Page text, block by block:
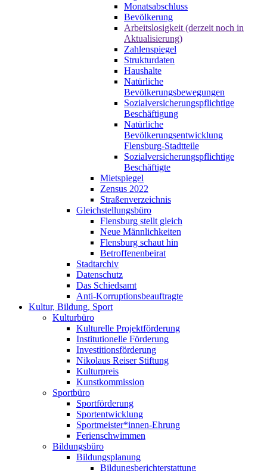
Monatsabschluss
Bevölkerung
Arbeitslosigkeit (derzeit noch in
Aktualisierung)
Zahlenspiegel
Strukturdaten
Haushalte
Natürliche
Bevölkerungsbewegungen
Sozialversicherungspflichtige
Beschäftigung
Natürliche
Bevölkerungsentwicklung
Flensburg-Stadtteile
Sozialversicherungspflichtige
Beschäftigte
Mietspiegel
Zensus 2022
Straßenverzeichnis
Gleichstellungsbüro
Flensburg stellt gleich
Neue Männlichkeiten
Flensburg schaut hin
Betroffenenbeirat
Stadtarchiv
Datenschutz
Das Schiedsamt
Anti-Korruptionsbeauftragte
Kultur, Bildung, Sport
Kulturbüro
Kulturelle Projektförderung
Institutionelle Förderung
Investitionsförderung
Nikolaus Reiser Stiftung
Kulturpreis
Kunstkommission
Sportbüro
Sportförderung
Sportentwicklung
Sportmeister*innen-Ehrung
Ferienschwimmen
Bildungsbüro
Bildungsplanung
Bildungsberichterstattung